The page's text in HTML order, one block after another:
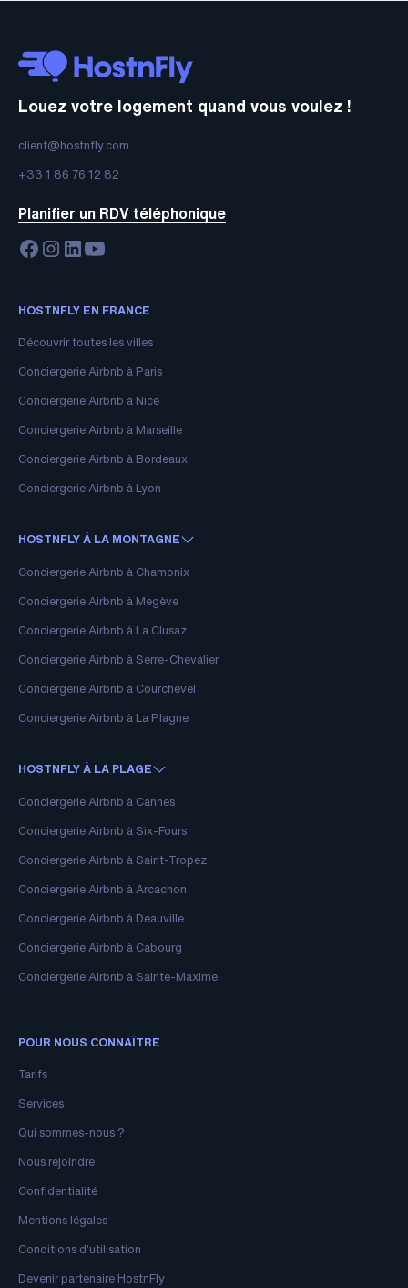
Louez votre logement quand vous voulez !
client@hostnfly.com
+33 1 86 76 12 82
Planifier un RDV téléphonique
HOSTNFLY EN FRANCE
Découvrir toutes les villes
Conciergerie Airbnb à Paris
Conciergerie Airbnb à Nice
Conciergerie Airbnb à Marseille
Conciergerie Airbnb à Bordeaux
Conciergerie Airbnb à Lyon
HOSTNFLY À LA MONTAGNE
Conciergerie Airbnb à Chamonix
Conciergerie Airbnb à Megève
Conciergerie Airbnb à La Clusaz
Conciergerie Airbnb à Serre-Chevalier
Conciergerie Airbnb à Courchevel
Conciergerie Airbnb à La Plagne
HOSTNFLY À LA PLAGE
Conciergerie Airbnb à Cannes
Conciergerie Airbnb à Six-Fours
Conciergerie Airbnb à Saint-Tropez
Conciergerie Airbnb à Arcachon
Conciergerie Airbnb à Deauville
Conciergerie Airbnb à Cabourg
Conciergerie Airbnb à Sainte-Maxime
POUR NOUS CONNAÎTRE
Tarifs
Services
Qui sommes-nous ?
Nous rejoindre
Confidentialité
Mentions légales
Conditions d’utilisation
Devenir partenaire HostnFly